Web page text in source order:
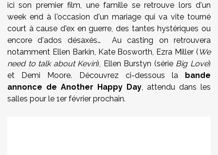
ici son premier film, une famille se retrouve lors d'un
week end à l'occasion d'un mariage qui va vite tourné
court à cause d'ex en guerre, des tantes hystériques ou
encore d'ados désaxés… Au casting on retrouvera
notamment Ellen Barkin, Kate Bosworth, Ezra Miller ( We
need to talk about Kevin), Ellen Burstyn (sérieBig Love)
et Demi Moore. Découvrez ci-dessous la bande
annonce de Another Happy Day, attendu dans les
salles pour le 1er février prochain.